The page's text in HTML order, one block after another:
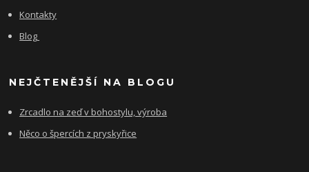
Kontakty
Blog
NEJČTENĚJŠÍ NA BLOGU
Zrcadlo na zeď v bohostylu, výroba
Něco o špercích z pryskyřice